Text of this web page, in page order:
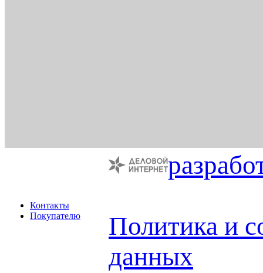
Контакты
Покупателю
Политика и
данных